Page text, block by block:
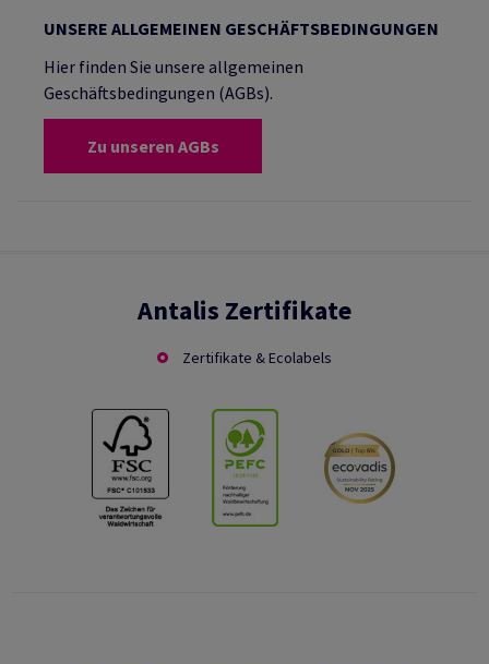
UNSERE ALLGEMEINEN GESCHÄFTSBEDINGUNGEN
Hier finden Sie unsere allgemeinen
Geschäftsbedingungen (AGBs).
Zu unseren AGBs
Antalis Zertifikate
Zertifikate & Ecolabels